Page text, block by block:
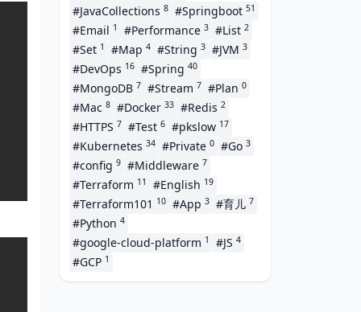
#JavaCollections 8 #Springboot 51
#Email 1 #Performance 3 #List 2
#Set 1 #Map 4 #String 3 #JVM 3
#DevOps 16 #Spring 40
#MongoDB 7 #Stream 7 #Plan 0
#Mac 8 #Docker 33 #Redis 2
#HTTPS 7 #Test 6 #pkslow 17
#Kubernetes 34 #Private 0 #Go 3
#config 9 #Middleware 7
#Terraform 11 #English 19
#Terraform101 10 #App 3 #育儿 7
#Python 4
#google-cloud-platform 1 #JS 4
#GCP 1